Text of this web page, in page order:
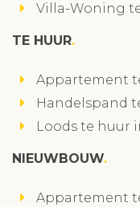
Villa-Woning
TE HUUR
Appartement
Handelspand
Loods te huur
NIEUWBOUW
Appartement